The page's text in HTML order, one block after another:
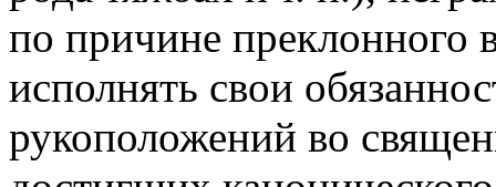
по причине преклонного
исполнять свои
рукоположений во